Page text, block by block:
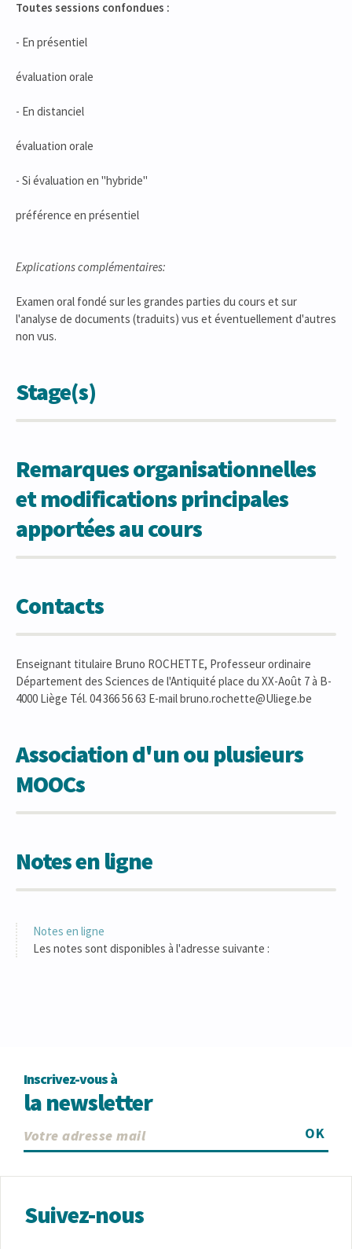
Toutes sessions confondues :
- En présentiel
évaluation orale
- En distanciel
évaluation orale
- Si évaluation en "hybride"
préférence en présentiel
Explications complémentaires:
Examen oral fondé sur les grandes parties du cours et sur
l'analyse de documents (traduits) vus et éventuellement d'autres
non vus.
Stage(s)
Remarques organisationnelles
et modifications principales
apportées au cours
Contacts
Enseignant titulaire Bruno ROCHETTE, Professeur ordinaire
Département des Sciences de l'Antiquité place du XX-Août 7 à B-
4000 Liège Tél. 04 366 56 63 E-mail bruno.rochette@Uliege.be
Association d'un ou plusieurs
MOOCs
Notes en ligne
Notes en ligne
Les notes sont disponibles à l'adresse suivante :
Inscrivez-vous à
la newsletter
OK
Suivez-nous